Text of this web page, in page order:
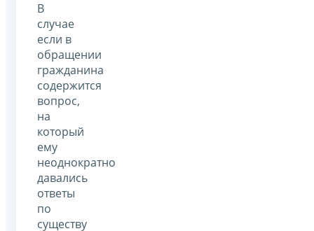
В
случае
если в
обращении
гражданина
содержится
вопрос,
на
который
ему
неоднократно
давались
ответы
по
существу